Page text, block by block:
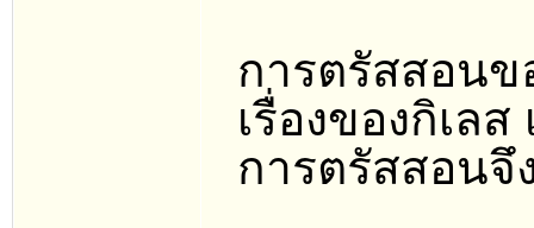
การตรัสสอนข
เรื่องของกิเล
การตรัสสอนจึ